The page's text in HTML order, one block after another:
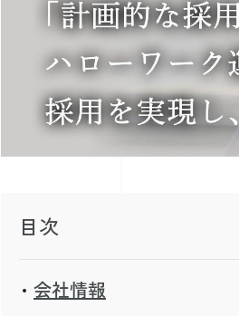
目次
会社情報